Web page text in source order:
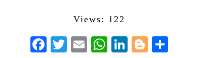
Views: 122
Facebook
Twitter
EmailWhatsApp
LinkedIn
Blogger